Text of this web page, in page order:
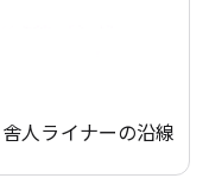
人ライナーの沿線